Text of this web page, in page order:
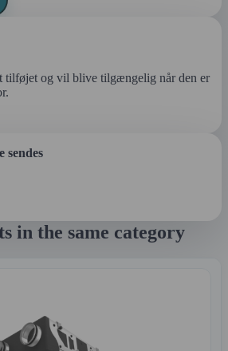
tilføjet og vil blive tilgængelig når den er
sendes
in the same category